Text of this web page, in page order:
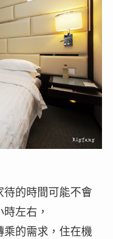
待的時間可能不會
左右，
乘的需求，住在機